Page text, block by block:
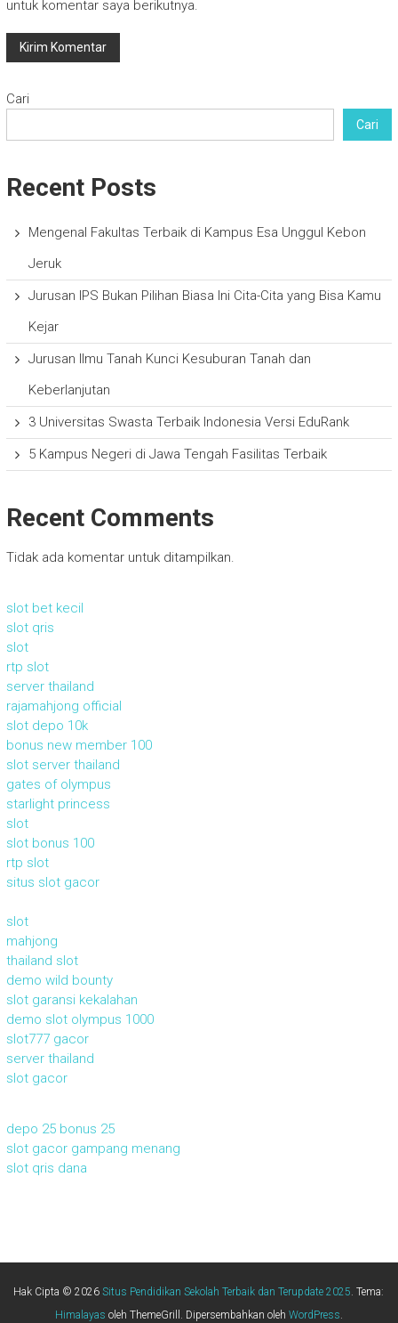
untuk komentar saya berikutnya.
Cari
Cari
Recent Posts
Mengenal Fakultas Terbaik di Kampus Esa Unggul Kebon
Jeruk
Jurusan IPS Bukan Pilihan Biasa Ini Cita-Cita yang Bisa Kamu
Kejar
Jurusan Ilmu Tanah Kunci Kesuburan Tanah dan
Keberlanjutan
3 Universitas Swasta Terbaik Indonesia Versi EduRank
5 Kampus Negeri di Jawa Tengah Fasilitas Terbaik
Recent Comments
Tidak ada komentar untuk ditampilkan.
slot bet kecil
slot qris
slot
rtp slot
server thailand
rajamahjong official
slot depo 10k
bonus new member 100
slot server thailand
gates of olympus
starlight princess
slot
slot bonus 100
rtp slot
situs slot gacor
slot
mahjong
thailand slot
demo wild bounty
slot garansi kekalahan
demo slot olympus 1000
slot777 gacor
server thailand
slot gacor
depo 25 bonus 25
slot gacor gampang menang
slot qris dana
Hak Cipta © 2026Situs Pendidikan Sekolah Terbaik dan Terupdate 2025. Tema:
Himalayas oleh ThemeGrill. Dipersembahkan oleh WordPress.